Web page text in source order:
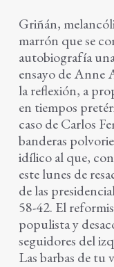
Griñán,
marrón que se
autobiografía
ensayo de Anne
la reflexión, a
en tiempos
caso de Carlos
banderas
idílico al que,
este lunes de
de las
58-42. El
populista y
seguidores del
Las barbas de tu